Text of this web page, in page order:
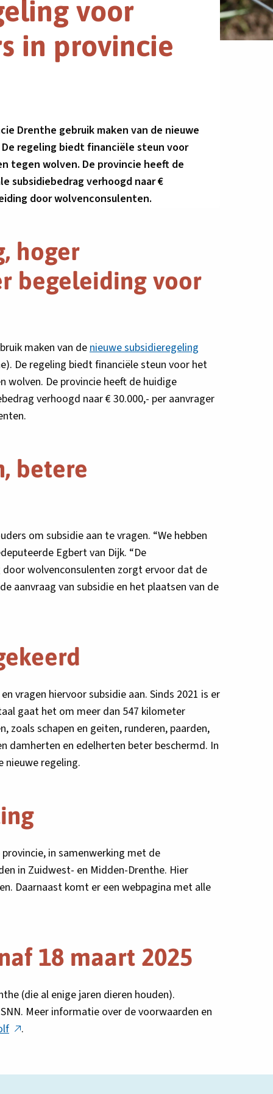
voor
in provincie
Drenthe gebruik maken van de nieuwe
regeling biedt financiële steun voor
tegen wolven. De provincie heeft de
subsidiebedrag verhoogd naar €
door wolvenconsulenten.
hoger
begeleiding voor
maken van denieuwe subsidieregeling
De regeling biedt financiële steun voor het
wolven. De provincie heeft de huidige
verhoogd naar € 30.000,- per aanvrager
betere
om subsidie aan te vragen. “We hebben
Egbert van Dijk. “De
wolvenconsulenten zorgt ervoor dat de
aanvraag van subsidie en het plaatsen van de
vragen hiervoor subsidie aan. Sinds 2021 is er
gaat het om meer dan 547 kilometer
zoals schapen en geiten, runderen, paarden,
damherten en edelherten beter beschermd. In
nieuwe regeling.
in samenwerking met de
in Zuidwest- en Midden-Drenthe. Hier
Daarnaast komt er een webpagina met alle
18 maart 2025
(die al enige jaren dieren houden).
Meer informatie over de voorwaarden en
Deze
in
.